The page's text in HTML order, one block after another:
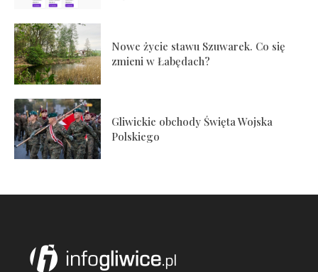
Nowe życie stawu Szuwarek. Co się
zmieni w Łabędach?
Gliwickie obchody Święta Wojska
Polskiego